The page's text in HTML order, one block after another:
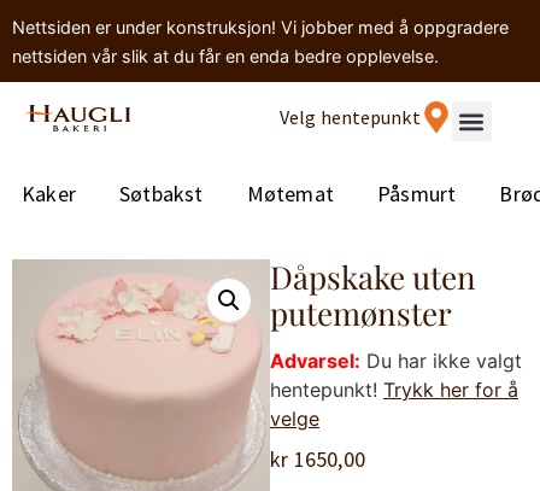
Nettsiden er under konstruksjon! Vi jobber med å oppgradere
nettsiden vår slik at du får en enda bedre opplevelse.
Velg hentepunkt
Kaker Søtbakst Møtemat Påsmurt
Dåpskake uten
putemønster
Advarsel: Du har ikke valgt
hentepunkt! Trykk her for å
velge
kr 1650,00